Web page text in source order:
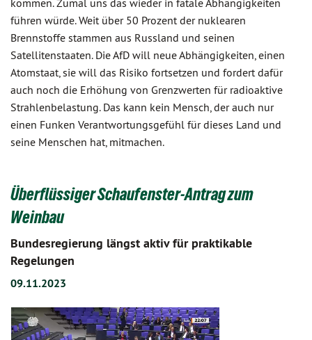
kommen. Zumal uns das wieder in fatale Abhängigkeiten
führen würde. Weit über 50 Prozent der nuklearen
Brennstoffe stammen aus Russland und seinen
Satellitenstaaten. Die AfD will neue Abhängigkeiten, einen
Atomstaat, sie will das Risiko fortsetzen und fordert dafür
auch noch die Erhöhung von Grenzwerten für radioaktive
Strahlenbelastung. Das kann kein Mensch, der auch nur
einen Funken Verantwortungsgefühl für dieses Land und
seine Menschen hat, mitmachen.
Überflüssiger Schaufenster-Antrag zum
Weinbau
Bundesregierung längst aktiv für praktikable
Regelungen
09.11.2023